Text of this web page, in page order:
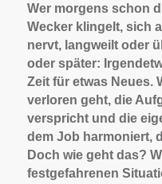
Wer morgens schon
Wecker klingelt, sich
nervt, langweilt oder
oder später:
Zeit für etwas Neues.
verloren geht, die
verspricht und die
dem Job harmoniert,
Doch wie geht das?
festgefahrenen